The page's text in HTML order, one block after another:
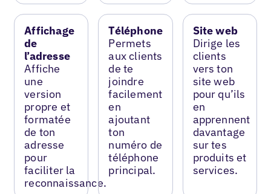
Affichage
de
l’adresse
Affiche
une
version
propre et
formatée
de ton
adresse
pour
faciliter la
reconnaissance.
Téléphone
Permets
aux clients
de te
joindre
facilement
en
ajoutant
ton
numéro de
téléphone
principal.
Site web
Dirige les
clients
vers ton
site web
pour qu’ils
en
apprennent
davantage
sur tes
produits et
services.